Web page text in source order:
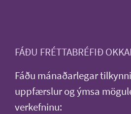
FÁÐU FRÉTTABRÉFIÐ
Fáðu mánaðarlegar
uppfærslur og ýmsa
verkefninu: